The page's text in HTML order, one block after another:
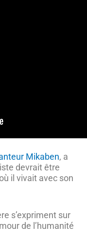
Mikaben, a
devrait être
il vivait avec son
s’expriment sur
de l’humanité